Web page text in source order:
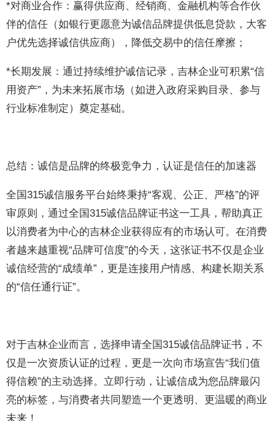
*对商业合作：赢得供应商、经销商、金融机构等合作伙
伴的信任（如银行更愿意为诚信品牌提供低息贷款，大客
户优先选择诚信供应商），降低交易中的信任摩擦；
*长期发展：通过持续维护诚信记录，吉林企业可积累“信
用资产”，为未来拓展市场（如进入政府采购目录、参与
行业标准制定）奠定基础。
总结：诚信是品牌的终极竞争力，认证是信任的加速器
全国315诚信服务平台始终秉持“客观、公正、严格”的评
审原则，通过全国315诚信品牌证书这一工具，帮助真正
以消费者为中心的吉林企业获得应有的市场认可。在消费
者越来越重视“品牌可信度”的今天，这张证书不仅是企业
诚信经营的“成绩单”，更是连接用户情感、构建长期关系
的“信任通行证”。
对于吉林企业而言，选择申请全国315诚信品牌证书，不
仅是一次资质认证的过程，更是一次向市场宣告“我们值
得信赖”的主动选择。立即行动，让诚信成为您品牌最闪
亮的标签，与消费者共同塑造一个更透明、更温暖的商业
未来！